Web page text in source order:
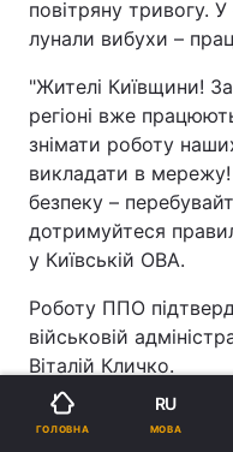
повітряну тривогу. У
лунали вибухи –
"Жителі Київщини!
регіоні вже
знімати роботу
викладати в
безпеку –
дотримуйтеся
у Київській ОВА.
Роботу ППО
військовій
Віталій Кличко.
"Серія вибухів у
укриттях!" – написав
ГОЛОВНА
RU
МОВА